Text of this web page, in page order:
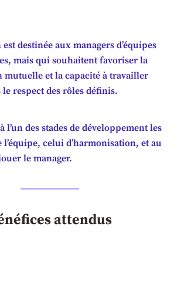
destinée aux managers d’équipes
mais qui souhaitent favoriser la
mutuelle et la capacité à travailler
le respect des rôles définis.
l’un des stades de développement les
l’équipe, celui d’harmonisation, et au
le manager.
attendus